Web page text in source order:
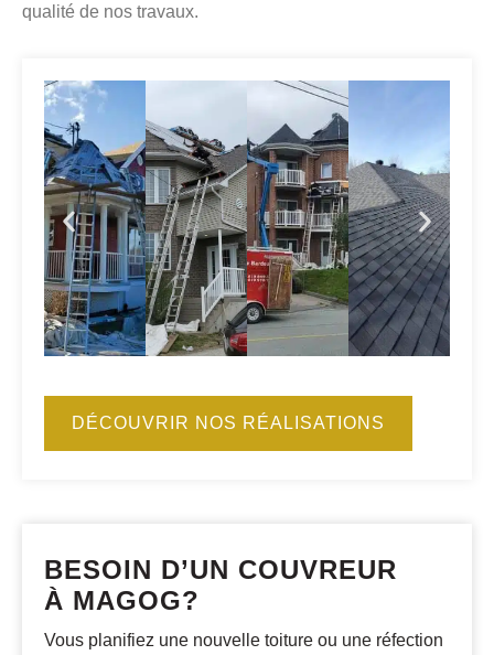
qualité de nos travaux.
DÉCOUVRIR NOS RÉALISATIONS
BESOIN D’UN COUVREUR
À MAGOG?
Vous planifiez une nouvelle toiture ou une réfection